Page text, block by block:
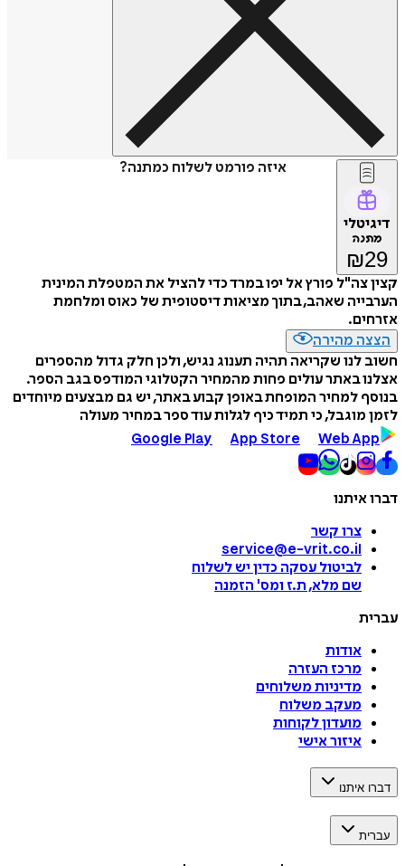
איזה פורמט לשלוח כמתנה?
דיגיטלי
מתנה
₪29
קצין צה"ל פורץ אל יפו במרד כדי להציל את המטפלת המינית
הערבייה שאהב, בתוך מציאות דיסטופית של כאוס ומלחמת
אזרחים.
הצצה מהירה
חשוב לנו שקריאה תהיה תענוג נגיש, ולכן חלק גדול מהספרים
אצלנו באתר עולים פחות מהמחיר הקטלוגי המודפס בגב הספר.
בנוסף למחיר המופחת באופן קבוע באתר, יש גם מבצעים מיוחדים
לזמן מוגבל, כי תמיד כיף לגלות עוד ספר במחיר מעולה
Google Play
App Store Web App
דברו איתנו
צרו קשר
service@e-vrit.co.il
לביטול עסקה כדין יש לשלוח
שם מלא, ת.ז ומס' הזמנה
עברית
אודות
מרכז העזרה
מדיניות משלוחים
מעקב משלוח
מועדון לקוחות
איזור אישי
דברו איתנו
עברית